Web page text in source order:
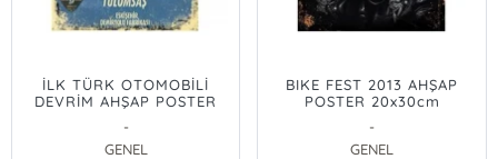
İLK TÜRK OTOMOBİLİ
DEVRİM AHŞAP POSTER
-
GENEL
BIKE FEST 2013 AHŞAP
POSTER 20x30cm
-
GENEL